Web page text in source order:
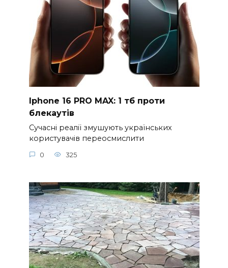
Iphone 16 PRO MAX: 1 тб проти
блекаутів
Сучасні реалії змушують українських
користувачів переосмислити
0 325